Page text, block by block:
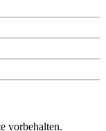
vorbehalten.